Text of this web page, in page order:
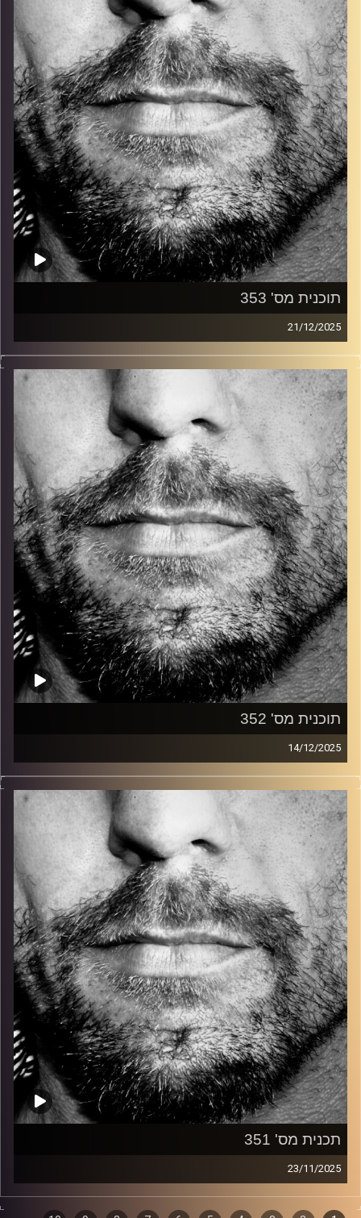
קרדיט תמונות: David Goehring
תוכנית מס' 353
21/12/2025
זיפים, מוזיקה מחוספסת של הופעות חיות. הרבה ג'אם, רוק,
בלוז, bluegrass, ג'אז, Fאנק, פרוגרסיב ואפילו אלקטרוניקה.
כל מה שחי, אמיתי ונושם.
עם שמוליק רגב.
קרדיט תמונות: David Goehring
תוכנית מס' 352
14/12/2025
זיפים, מוזיקה מחוספסת של הופעות חיות. הרבה ג'אם, רוק,
בלוז, bluegrass, ג'אז, Fאנק, פרוגרסיב ואפילו אלקטרוניקה.
כל מה שחי, אמיתי ונושם.
עם שמוליק רגב.
קרדיט תמונות: David Goehring
תכנית מס' 351
23/11/2025
זיפים, מוזיקה מחוספסת של הופעות חיות. הרבה ג'אם, רוק,
בלוז, bluegrass, ג'אז, Fאנק, פרוגרסיב ואפילו אלקטרוניקה.